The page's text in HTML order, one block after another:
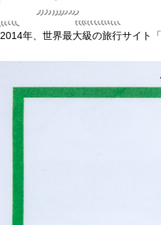
2014年、世界最大級の旅行サイト「